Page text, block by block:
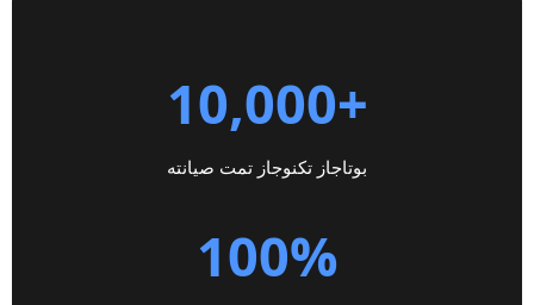
+10,000
بوتاجاز تكنوجاز تمت صيانته
100%